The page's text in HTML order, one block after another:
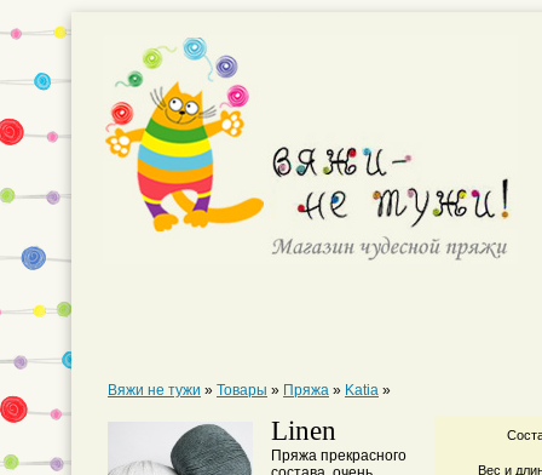
Вяжи не тужи » Товары » Пряжа » Katia »
Linen
Пряжа прекрасного
Вес и